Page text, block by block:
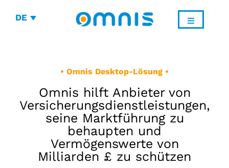
DE
• Omnis Desktop-Lösung •
Omnis hilft Anbieter von
Versicherungsdienstleistungen,
seine Marktführung zu
behaupten und
Vermögenswerte von
Milliarden £ zu schützen